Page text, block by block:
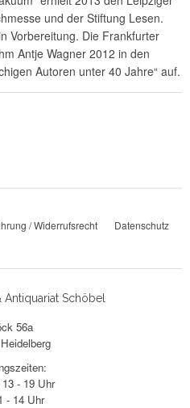
und der Stiftung Lesen.
Vorbereitung. Die Frankfurter
Antje Wagner 2012 in den
Autoren unter 40 Jahre“ auf.
/ Widerrufsrecht
Datenschutz
Antiquariat Schöbel
56a
- 19 Uhr
- 14 Uhr